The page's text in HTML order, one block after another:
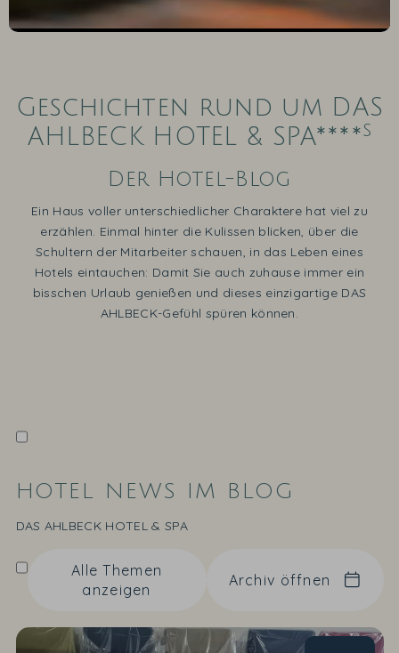
Geschichten rund um DAS
AHLBECK HOTEL & SPA****s
Der Hotel-Blog
Ein Haus voller unterschiedlicher Charaktere hat viel zu
erzählen. Einmal hinter die Kulissen blicken, über die
Schultern der Mitarbeiter schauen, in das Leben eines
Hotels eintauchen: Damit Sie auch zuhause immer ein
bisschen Urlaub genießen und dieses einzigartige DAS
AHLBECK-Gefühl spüren können.
HOTEL NEWS IM BLOG
DAS AHLBECK HOTEL & SPA
Alle Themen
anzeigen
Archiv öffnen